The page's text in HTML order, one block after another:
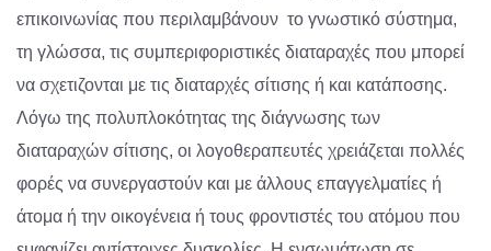
επικοινωνίας που περιλαμβάνουν το γνωστικό σύστημα,
τη γλώσσα, τις συμπεριφοριστικές διαταραχές που μπορεί
να σχετιζονται με τις διαταρχές σίτισης ή και κατάποσης.
Λόγω της πολυπλοκότητας της διάγνωσης των
διαταραχών σίτισης, οι λογοθεραπευτές χρειάζεται πολλές
φορές να συνεργαστούν και με άλλους επαγγελματίες ή
άτομα ή την οικογένεια ή τους φροντιστές του ατόμου που